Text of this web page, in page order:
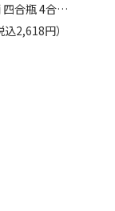
四合瓶 4合瓶
[長S]
込2,618円）